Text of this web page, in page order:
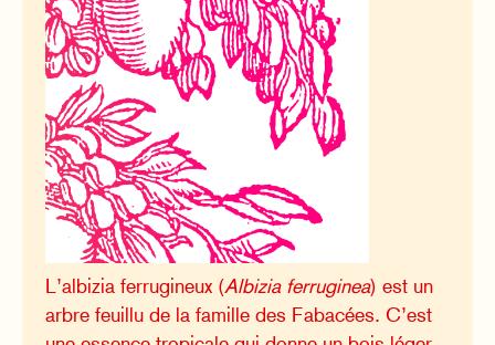
L’albizia ferrugineux (Albizia ferruginea) est un
arbre feuillu de la famille des Fabacées. C’est